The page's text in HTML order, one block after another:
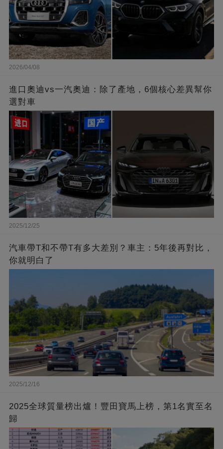
2026/04/08
進口奧迪vs一汽奧迪：除了產地，6個核心差異幫你
選對車
2025/12/25
汽車帶T和不帶T有多大差別？車主：5年後再對比，
你就明白了
2025/12/16
2025全球質量榜出爐！豐田寶馬上榜，第1名實至名
歸